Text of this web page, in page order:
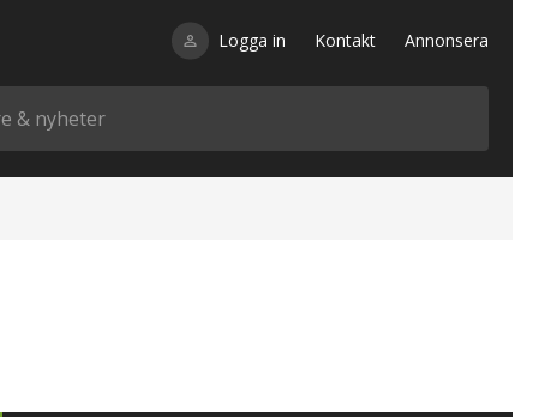
Logga in Kontakt Annonsera